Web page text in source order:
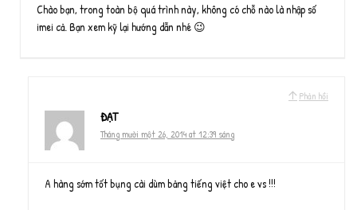
Chào bạn, trong toàn bộ quá trình này, không có chỗ nào là nhập số
imei cả. Bạn xem kỹ lại hướng dẫn nhé 😉
Phản hồi
ĐẠT
Tháng mười một 26, 2014 at 12:39 sáng
A hàng sớm tốt bụng cài dùm bảng tiếng việt cho e vs !!!